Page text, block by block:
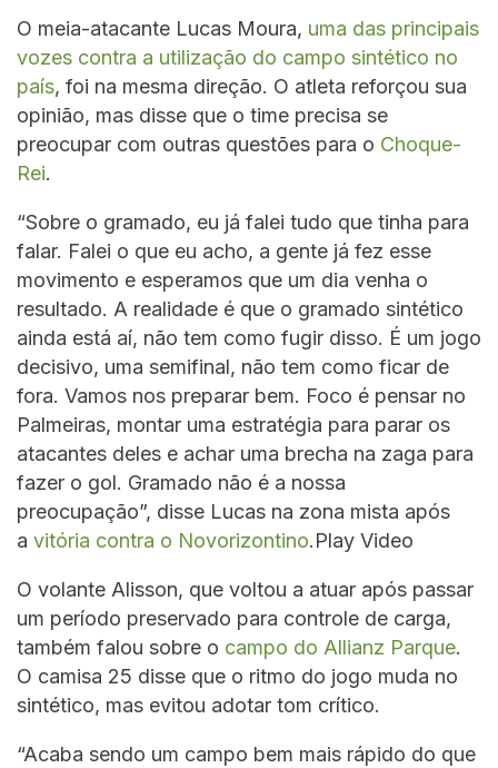
O meia-atacante Lucas Moura, uma das principais
vozes contra a utilização do campo sintético no
país, foi na mesma direção. O atleta reforçou sua
opinião, mas disse que o time precisa se
preocupar com outras questões para o Choque-
Rei.
“Sobre o gramado, eu já falei tudo que tinha para
falar. Falei o que eu acho, a gente já fez esse
movimento e esperamos que um dia venha o
resultado. A realidade é que o gramado sintético
ainda está aí, não tem como fugir disso. É um jogo
decisivo, uma semifinal, não tem como ficar de
fora. Vamos nos preparar bem. Foco é pensar no
Palmeiras, montar uma estratégia para parar os
atacantes deles e achar uma brecha na zaga para
fazer o gol. Gramado não é a nossa
preocupação”, disse Lucas na zona mista após
a vitória contra o Novorizontino.Play Video
O volante Alisson, que voltou a atuar após passar
um período preservado para controle de carga,
também falou sobre o campo do Allianz Parque.
O camisa 25 disse que o ritmo do jogo muda no
sintético, mas evitou adotar tom crítico.
“Acaba sendo um campo bem mais rápido do que